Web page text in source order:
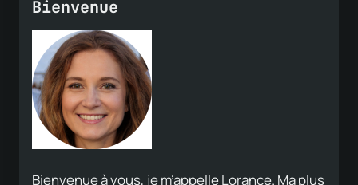
Bienvenue
Bienvenue à vous, je m’appelle Lorance. Ma plus